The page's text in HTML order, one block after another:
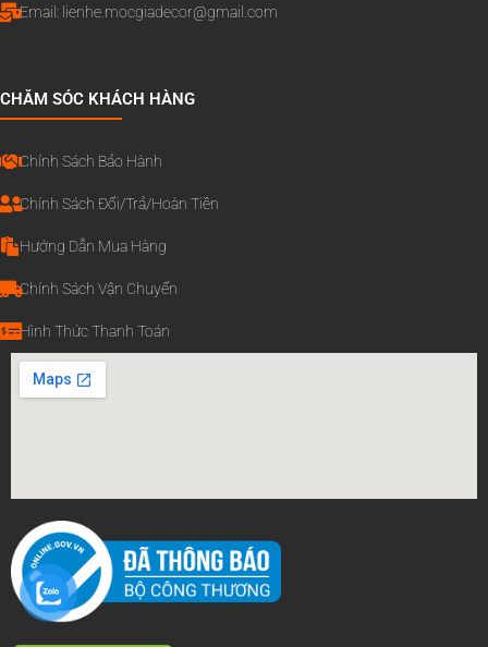
Email: lienhe.mocgiadecor@gmail.com
CHĂM SÓC KHÁCH HÀNG
Chính Sách Bảo Hành
Chính Sách Đổi/Trả/Hoàn Tiền
Hướng Dẫn Mua Hàng
Chính Sách Vận Chuyển
Hình Thức Thanh Toán